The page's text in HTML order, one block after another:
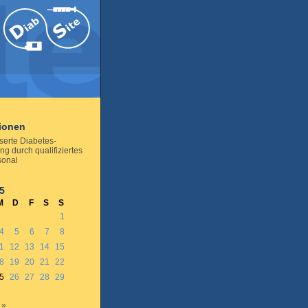
Diabetes-
durch qualifiziertes
D F S
S
1
4 5 6 7
8
12 13 14
15
19 20 21
22
26 27 28
29